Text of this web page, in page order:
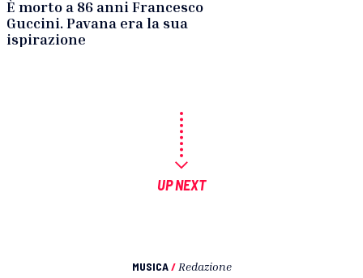
È morto a 86 anni Francesco
Guccini. Pavana era la sua
ispirazione
UP NEXT
MUSICA / Redazione